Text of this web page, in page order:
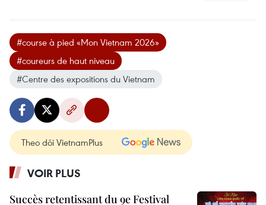
#course à pied «Mon Vietnam 2026»
#coureurs de haut niveau
#Centre des expositions du Vietnam
Theo dõi VietnamPlus
VOIR PLUS
Succès retentissant du 9e Festival